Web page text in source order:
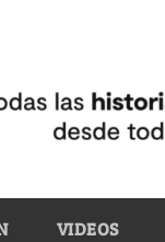
VIDEOS